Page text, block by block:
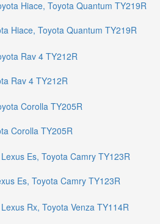
Hiace, Toyota Quantum TY219R
Rav 4 TY212R
Corolla TY205R
Es, Toyota Camry TY123R